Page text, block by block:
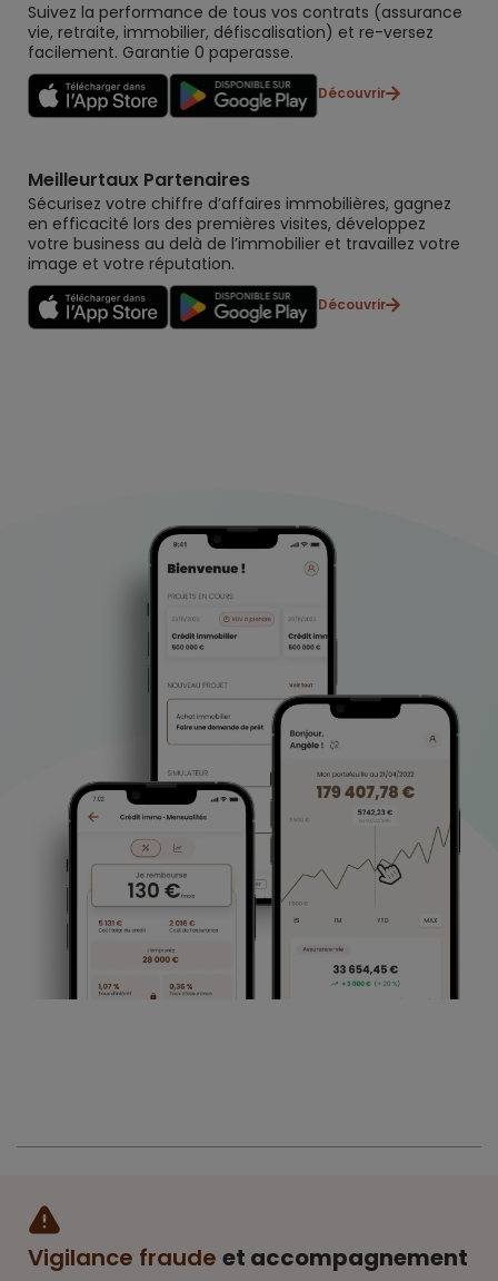
Suivez la performance de tous vos contrats (assurance
vie, retraite, immobilier, défiscalisation) et re-versez
facilement. Garantie 0 paperasse.
Découvrir
Meilleurtaux Partenaires
Sécurisez votre chiffre d’affaires immobilières, gagnez
en efficacité lors des premières visites, développez
votre business au delà de l’immobilier et travaillez votre
image et votre réputation.
Découvrir
Vigilance fraude et accompagnement